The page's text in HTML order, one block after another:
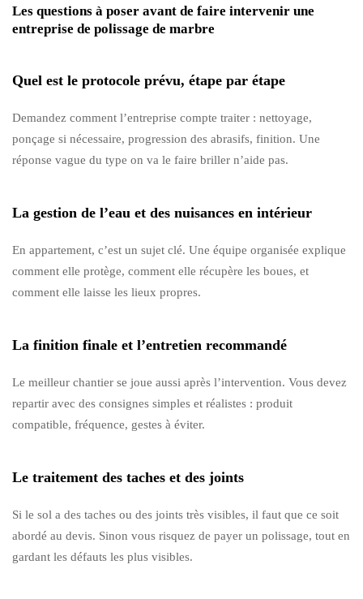
Les questions à poser avant de faire intervenir une
entreprise de polissage de marbre
Quel est le protocole prévu, étape par étape
Demandez comment l’entreprise compte traiter : nettoyage,
ponçage si nécessaire, progression des abrasifs, finition. Une
réponse vague du type on va le faire briller n’aide pas.
La gestion de l’eau et des nuisances en intérieur
En appartement, c’est un sujet clé. Une équipe organisée explique
comment elle protège, comment elle récupère les boues, et
comment elle laisse les lieux propres.
La finition finale et l’entretien recommandé
Le meilleur chantier se joue aussi après l’intervention. Vous devez
repartir avec des consignes simples et réalistes : produit
compatible, fréquence, gestes à éviter.
Le traitement des taches et des joints
Si le sol a des taches ou des joints très visibles, il faut que ce soit
abordé au devis. Sinon vous risquez de payer un polissage, tout en
gardant les défauts les plus visibles.